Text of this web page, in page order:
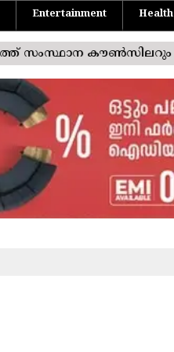
Entertainment Health